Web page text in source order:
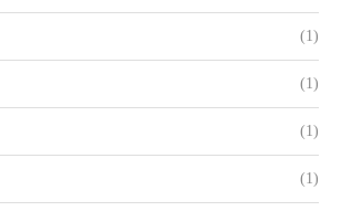
(1)
(1)
(1)
(1)